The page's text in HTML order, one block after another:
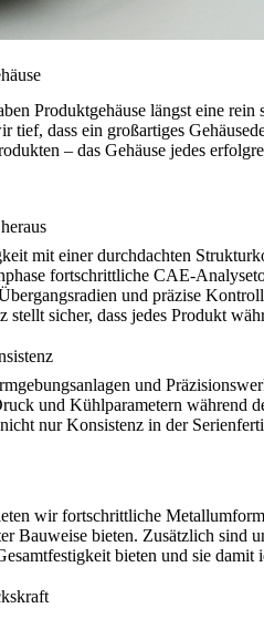
Produktgehäuse längst eine
tief, dass ein großartiges
– das Gehäuse jedes
mit einer durchdachten
fortschrittliche CAE-
und präzise
sicher, dass jedes Produkt
und
und Kühlparametern während
nur Konsistenz in der
wir fortschrittliche
Bauweise bieten. Zusätzlich sind
bieten und sie